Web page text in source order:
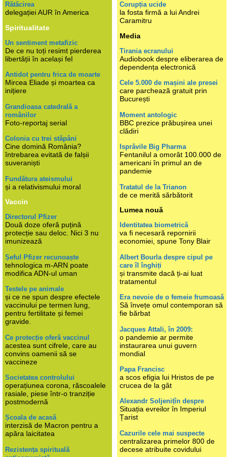
Rătăcirea
delegației AUR în America
Spiritualitate
Un sentiment metafizic
De ce nu toți resimt pierderea
libertății în același fel
Antidot pentru frica de moarte
Mircea Eliade și moartea ca
inițiere
Grandioasa catedrală a
românilor
Foto-reportaj serial
Colonia cu trei stăpâni
Cine domină România?
întrebarea evitată de falșii
suveraniști
Fundătura ateismului
și a relativismului moral
Vaccin
Directorul Pfizer
Două doze oferă puțină
protecție sau deloc. Nici 3 nu
imunizează
Șeful Pfizer recunoaște
tehnologica m-ARN poate
modifica ADN-ul uman
Testele pe animale
și ce ne spun despre efectele
vaccinului pe termen lung,
pentru fertilitate și femei
gravide.
Ce protecție oferă vaccinul
acestea sunt cifrele, care au
convins oamenii să se
vaccineze
Societatea controlului
operațiunea corona, răscoalele
rasiale, piese într-o tranziție
postmodernă
Școala de acasă
interzisă de Macron pentru a
apăra laicitatea
Rezistența spirituală
Corupția ucide
la fosta firmă a lui Andrei
Caramitru
Media
Tirania ecranului
Audiobook despre eliberarea de
dependența electronică
Cele 5.000 de mașini ale presei
care parchează gratuit prin
București
Moment antologic
BBC prezice prăbușirea unei
clădiri
Isprăvile Big Pharma
Fentanilul a omorât 100.000 de
americani în primul an de
pandemie
Tratatul de la Trianon
de ce merită sărbătorit
Lumea nouă
Identitatea biometrică
va fi necesară repornirii
economiei, spune Tony Blair
Albert Bourla despre cipul pe
care îl înghiți
și transmite dacă ți-ai luat
tratamentul
Era nevoie de o femeie frumoasă
Să învețe omul contemporan să
fie bărbat
Jacques Attali, în 2009:
o pandemie ar permite
instaurarea unui guvern
mondial
Papa Francisc
a scos efigia lui Hristos de pe
crucea de la gât
Alexandr Soljenițîn despre
Situația evreilor în Imperiul
Țarist
Cazurile cele mai suspecte
centralizarea primelor 800 de
decese atribuite covidului